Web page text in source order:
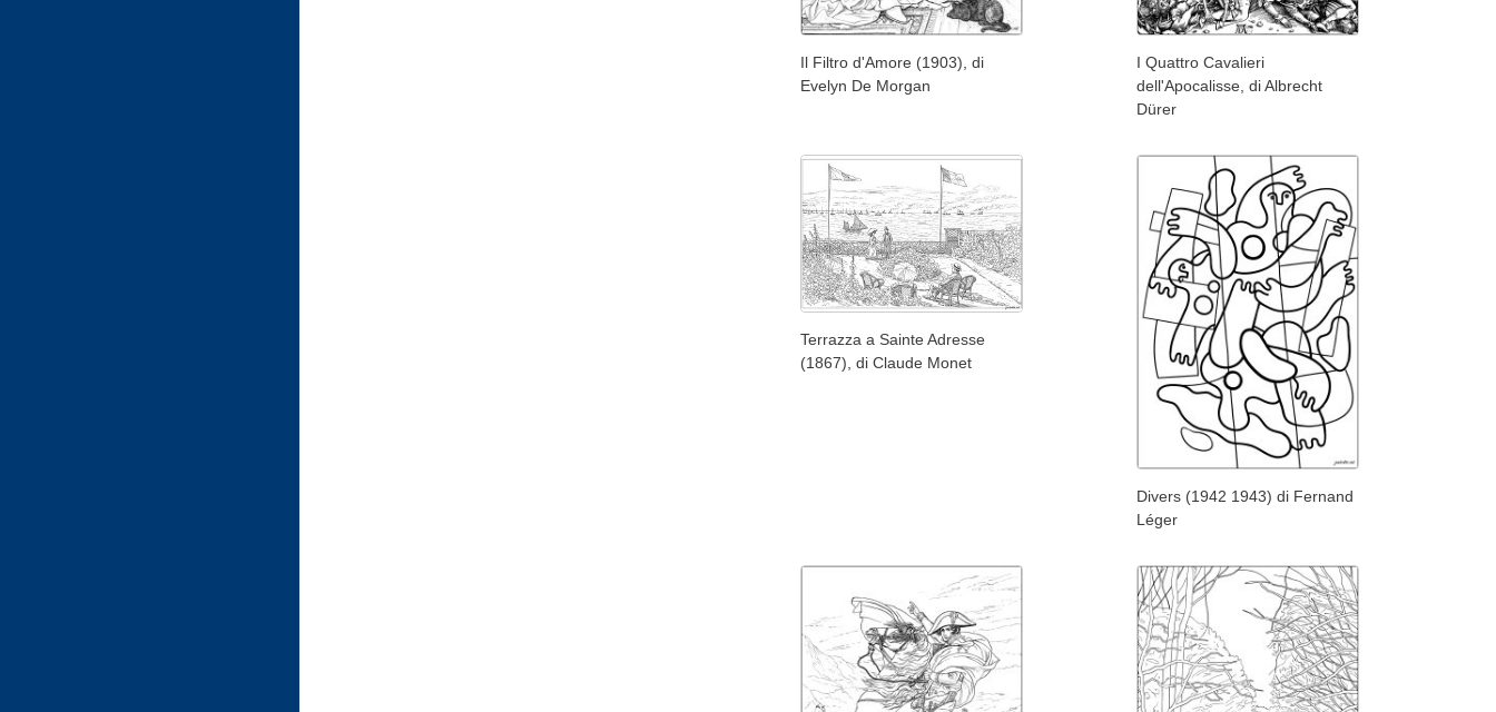
Il Filtro d'Amore (1903), di
Evelyn De Morgan
I Quattro Cavalieri
dell'Apocalisse, di Albrecht
Dürer
Terrazza a Sainte Adresse
(1867), di Claude Monet
Divers (1942 1943) di Fernand
Léger